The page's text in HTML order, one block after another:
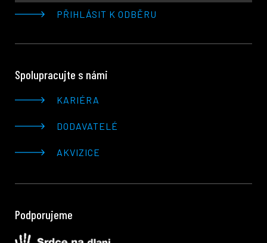
Spolupracujte s námi
KARIÉRA
DODAVATELÉ
AKVIZICE
Podporujeme